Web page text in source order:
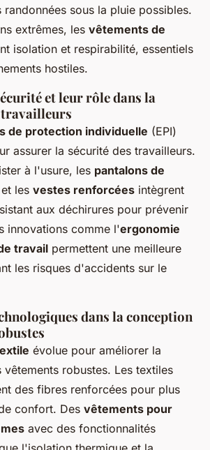
randonnées sous la pluie possibles.
extrêmes, les vêtements de
isolation et respirabilité, essentiels
hostiles.
et leur rôle dans la
de protection individuelle (EPI)
assurer la sécurité des travailleurs.
à l'usure, les pantalons de
et les vestes renforcées intègrent
aux déchirures pour prévenir
innovations comme l'ergonomie
travail permettent une meilleure
les risques d'accidents sur le
dans la conception
évolue pour améliorer la
robustes. Les textiles
des fibres renforcées pour plus
confort. Des vêtements pour
avec des fonctionnalités